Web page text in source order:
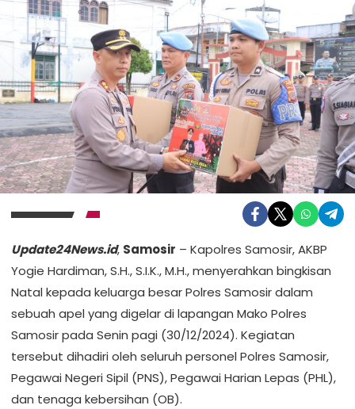
Update24News.id, Samosir – Kapolres Samosir, AKBP
Yogie Hardiman, S.H., S.I.K., M.H., menyerahkan bingkisan
Natal kepada keluarga besar Polres Samosir dalam
sebuah apel yang digelar di lapangan Mako Polres
Samosir pada Senin pagi (30/12/2024). Kegiatan
tersebut dihadiri oleh seluruh personel Polres Samosir,
Pegawai Negeri Sipil (PNS), Pegawai Harian Lepas (PHL),
dan tenaga kebersihan (OB).